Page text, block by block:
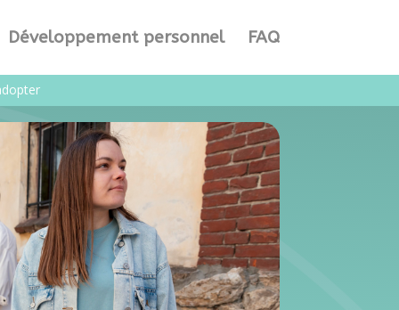
Développement personnel FAQ